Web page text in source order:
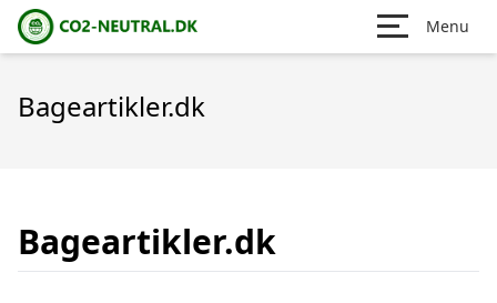
Menu
Bageartikler.dk
Bageartikler.dk